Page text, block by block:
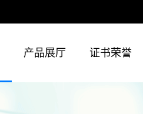
产品展厅 证书荣誉